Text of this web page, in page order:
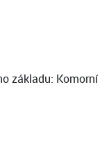
základu: Komorní